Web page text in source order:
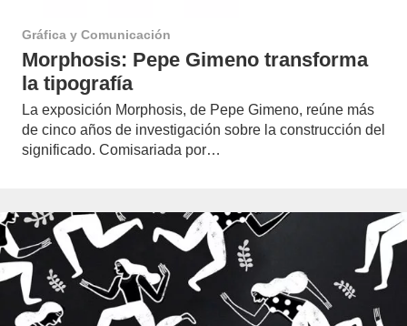
Gráfica y Comunicación
Morphosis: Pepe Gimeno transforma
la tipografía
La exposición Morphosis, de Pepe Gimeno, reúne más
de cinco años de investigación sobre la construcción del
significado. Comisariada por…